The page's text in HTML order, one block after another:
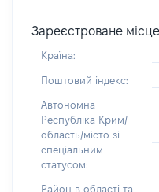
Зареєстроване
Країна:
Поштовий індекс:
Автономна
Республіка Крим/
область/місто зі
спеціальним
статусом:
Район в області та